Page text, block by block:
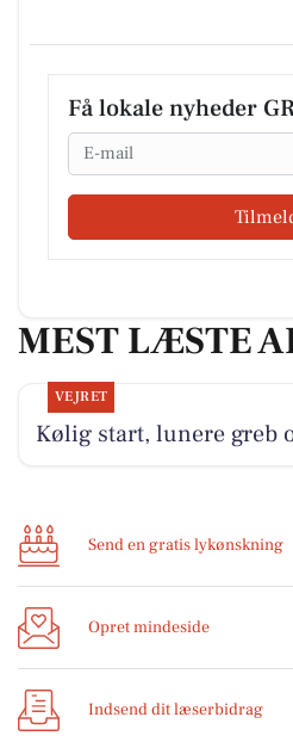
Få lokale nyheder
Email
MEST LÆSTE
VEJRET
Kølig start, lunere greb
Send en gratis lykønskning
Opret mindeside
Indsend dit læserbidrag